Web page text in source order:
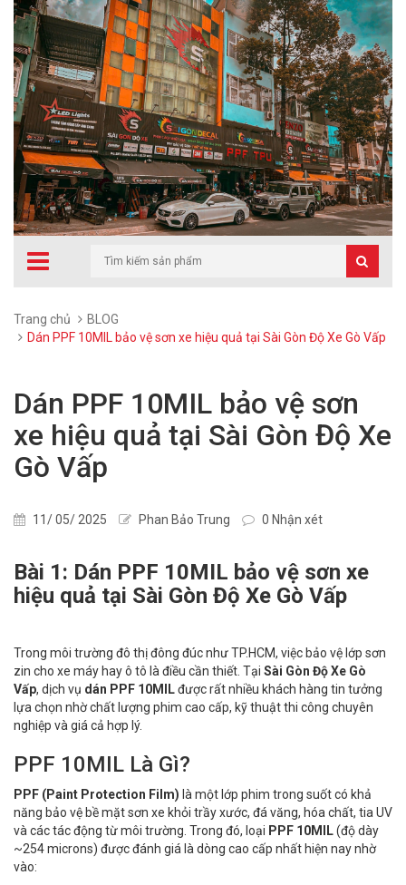
Trang chủ
BLOG
Dán PPF 10MIL bảo vệ sơn xe hiệu quả tại Sài Gòn Độ Xe Gò Vấp
Dán PPF 10MIL bảo vệ sơn
xe hiệu quả tại Sài Gòn Độ Xe
Gò Vấp
11/ 05/ 2025 Phan Bảo Trung 0 Nhận xét
Bài 1: Dán PPF 10MIL bảo vệ sơn xe
hiệu quả tại Sài Gòn Độ Xe Gò Vấp
Trong môi trường đô thị đông đúc như TP.HCM, việc bảo vệ lớp sơn
zin cho xe máy hay ô tô là điều cần thiết. Tại Sài Gòn Độ Xe Gò
Vấp, dịch vụ dán PPF 10MILđược rất nhiều khách hàng tin tưởng
lựa chọn nhờ chất lượng phim cao cấp, kỹ thuật thi công chuyên
nghiệp và giá cả hợp lý.
PPF 10MIL Là Gì?
PPF (Paint Protection Film) là một lớp phim trong suốt có khả
năng bảo vệ bề mặt sơn xe khỏi trầy xước, đá văng, hóa chất, tia UV
và các tác động từ môi trường. Trong đó, loại PPF 10MIL(độ dày
~254 microns) được đánh giá là dòng cao cấp nhất hiện nay nhờ
vào: